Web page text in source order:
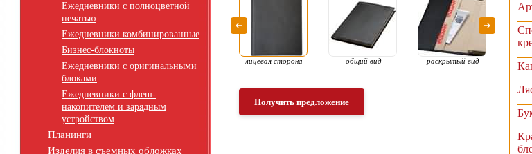
Ежедневники с полноцветной
печатью
Ежедневники комбинированные
Бизнес-блокноты
Ежедневники с оригинальными
блоками
Ежедневники с флеш-
накопителем и зарядным
устройством
Планинги
Изделия в съемных обложках
лицевая сторона общий вид раскрытый вид
Получить предложение